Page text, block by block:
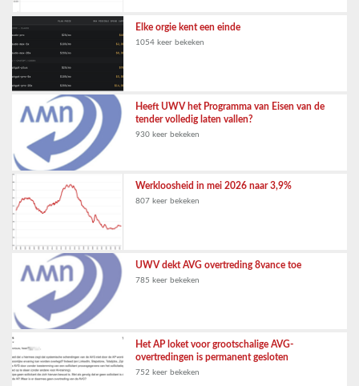
Elke orgie kent een einde
1054 keer bekeken
Heeft UWV het Programma van Eisen van de
tender volledig laten vallen?
930 keer bekeken
Werkloosheid in mei 2026 naar 3,9%
807 keer bekeken
UWV dekt AVG overtreding 8vance toe
785 keer bekeken
Het AP loket voor grootschalige AVG-
overtredingen is permanent gesloten
752 keer bekeken